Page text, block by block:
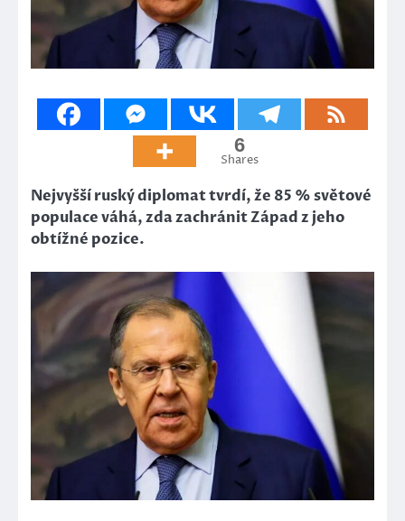
6
Shares
Nejvyšší ruský diplomat tvrdí, že 85 % světové
populace váhá, zda zachránit Západ z jeho
obtížné pozice.